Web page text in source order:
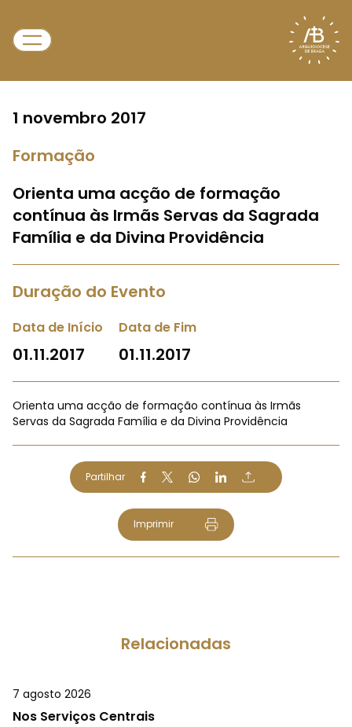
1 novembro 2017
Formação
Orienta uma acção de formação
contínua às Irmãs Servas da Sagrada
Família e da Divina Providência
Duração do Evento
Data de Início
01.11.2017
Data de Fim
01.11.2017
Orienta uma acção de formação contínua às Irmãs
Servas da Sagrada Família e da Divina Providência
Partilhar
Imprimir
Relacionadas
7 agosto 2026
Nos Serviços Centrais